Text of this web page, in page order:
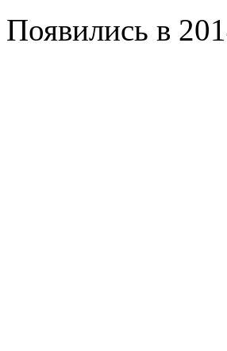
Появились в